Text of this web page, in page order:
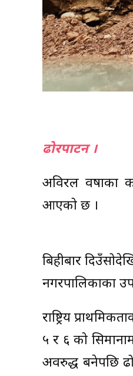
ढोरपाटन ।
अविरल वर्षाका
आएको छ ।
बिहीबार
नगरपालिकाका
राष्ट्रिय
५ र ६ को
अवरुद्ध बनेपछि